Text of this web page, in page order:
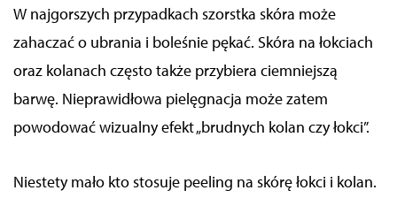
W najgorszych przypadkach szorstka skóra może
zahaczać o ubrania i boleśnie pękać. Skóra na łokciach
oraz kolanach często także przybiera ciemniejszą
barwę. Nieprawidłowa pielęgnacja może zatem
powodować wizualny efekt „brudnych kolan czy łokci”.
Niestetymało kto stosuje peeling na skórę łokci i kolan.